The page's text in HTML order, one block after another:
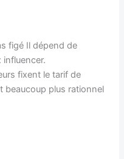
figé Il dépend de
influencer.
fixent le tarif de
beaucoup plus rationnel